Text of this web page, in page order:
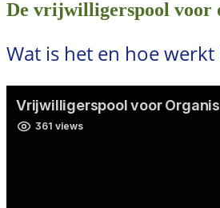
De vrijwilligerspool voor
Wat is het en hoe werkt